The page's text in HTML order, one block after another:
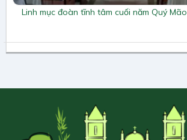
Linh mục đoàn tĩnh tâm cuối năm Quý Mão